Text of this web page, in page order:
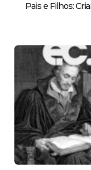
Pais e Filhos: